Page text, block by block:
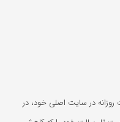
در سایت اصلی خود، در